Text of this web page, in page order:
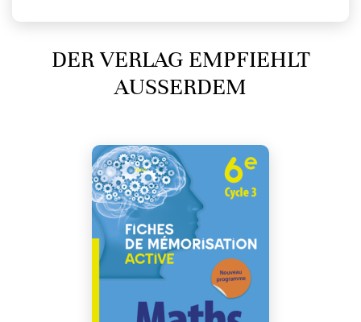
DER VERLAG EMPFIEHLT
AUSSERDEM